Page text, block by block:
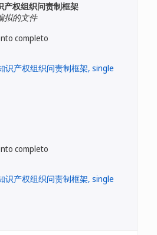
产权组织问责制框架
拟的文件
completo
completo